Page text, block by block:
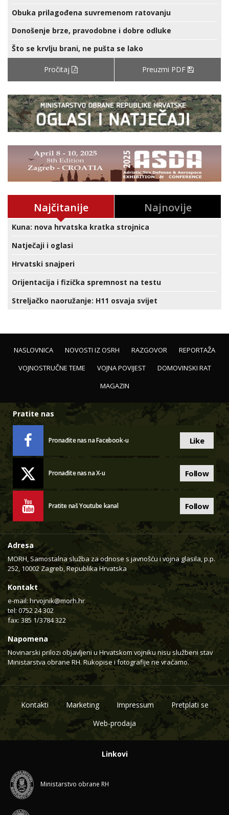
Obuka prilagođena suvremenom ratovanju
Donošenje brze, pravodobne i dobre odluke
Što se krvlju brani, ne pušta se lako
Pročitaj Preuzmi PDF
Najčitanije Najnovije
Kuna: nova hrvatska kratka strojnica
Natječaji i oglasi
Hrvatski snajperi
Orijentacija i fizička spremnost na testu
Streljačko naoružanje: H11 osvaja svijet
NASLOVNICA NOVOSTI IZ OSRH RAZGOVOR
REPORTAŽA
VOJNOSTRUČNE TEME
VOJNA POVIJEST
DOMOVINSKI RAT
MAGAZIN
Pratite nas
Pronađite nas na Facebook-u Like
Pronađite nas na X-u Follow
Pratite naš Youtube kanal Follow
Adresa
MORH, Samostalna služba za odnose s javnošću i vojna glasila, p.p.
252, 10002 Zagreb, Republika Hrvatska
Kontakt
e-mail: hrvojnik@morh.hr
tel: 0752 24 302
fax: 385 1/3784 322
Napomena
Novinarski prilozi objavljeni u Hrvatskom vojniku nisu službeni stav
Ministarstva obrane RH. Rukopise i fotografije ne vraćamo.
Kontakti Marketing Impressum
Pretplati se
Web-prodaja
Linkovi
Ministarstvo obrane RH